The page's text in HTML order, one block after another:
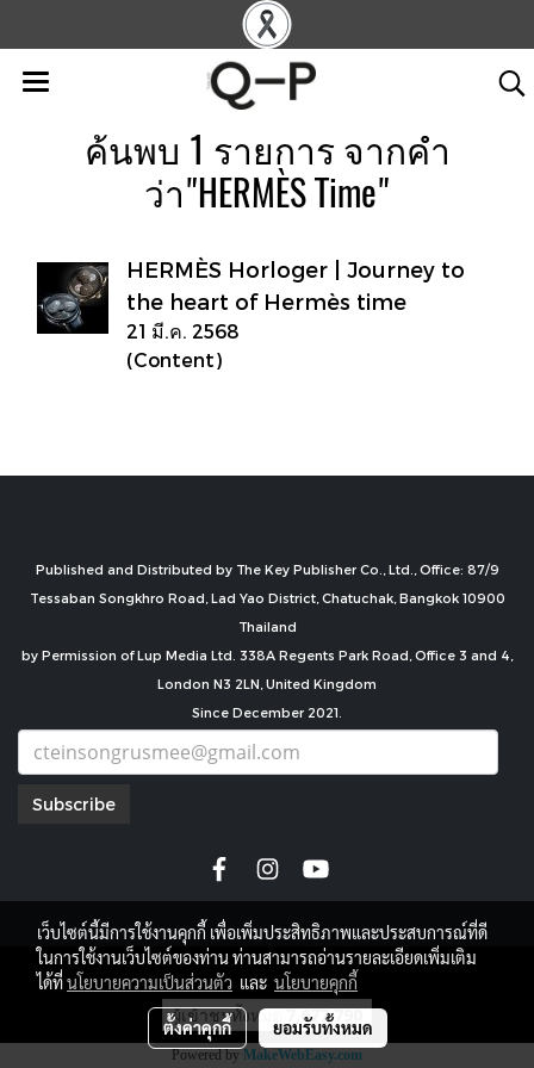
ค้นพบ 1 รายการ จากคำ
ว่า"HERMÈS Time"
HERMÈS Horloger | Journey to
the heart of Hermès time
21 มี.ค. 2568
(Content)
Published and Distributed by The Key Publisher Co., Ltd., Office: 87/9
Tessaban Songkhro Road, Lad Yao District, Chatuchak, Bangkok 10900
Thailand
by Permission of Lup Media Ltd. 338A Regents Park Road, Office 3 and 4,
London N3 2LN, United Kingdom
Since December 2021.
Subscribe
copyright by
ผู้เข้าชมทั้งหมด7,677,790
Powered byMakeWebEasy.com
เว็บไซต์นี้มีการใช้งานคุกกี้ เพื่อเพิ่มประสิทธิภาพและประสบการณ์ที่ดี
ในการใช้งานเว็บไซต์ของท่าน ท่านสามารถอ่านรายละเอียดเพิ่มเติม
ได้ที่นโยบายความเป็นส่วนตัว และ นโยบายคุกกี้
ตั้งค่าคุกกี้ ยอมรับทั้งหมด